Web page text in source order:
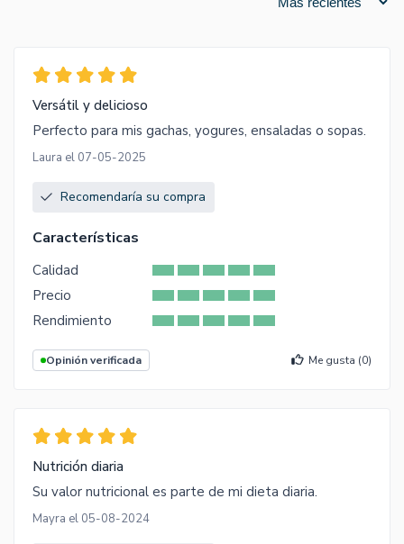
Versátil y delicioso
Perfecto para mis gachas, yogures, ensaladas o sopas.
Laura el 07-05-2025
Recomendaría su compra
Características
Calidad
Precio
Rendimiento
Opinión verificada Me gusta (0)
Nutrición diaria
Su valor nutricional es parte de mi dieta diaria.
Mayra el 05-08-2024